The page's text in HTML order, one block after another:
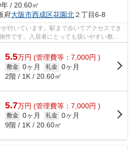
/ 20.60㎡
府大阪市西成区花園北２丁目6-8
付いています。駅まで歩いてアクセスでき
件です。入居者にとっても扱いやすい敷地
になる...
5.5万円 (管理費等：7,000円 )
敷金 0ヶ月 礼金 0ヶ月
2階 / 1K / 20.60㎡
5.7万円 (管理費等：7,000円 )
敷金 0ヶ月 礼金 0ヶ月
9階 / 1K / 20.60㎡